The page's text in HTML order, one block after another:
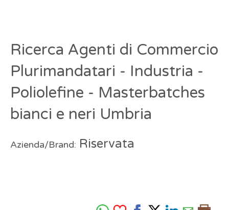
Ricerca Agenti di Commercio
Plurimandatari - Industria -
Poliolefine - Masterbatches
bianci e neri Umbria
Azienda/Brand: Riservata